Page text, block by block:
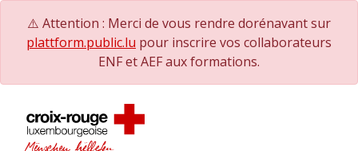
⚠️ Attention : Merci de vous rendre dorénavant sur
plattform.public.lu pour inscrire vos collaborateurs
ENF et AEF aux formations.